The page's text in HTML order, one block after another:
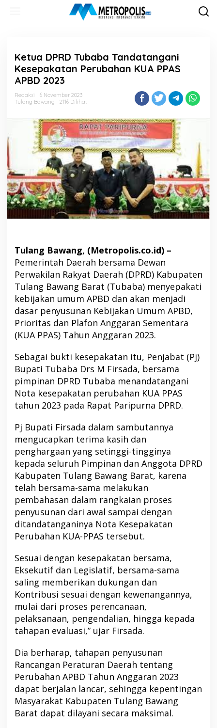
Ketua DPRD Tubaba Tandatangani
Kesepakatan Perubahan KUA PPAS
APBD 2023
Redaksi
6 November 2023
Tulang Bawang
2116 Dilihat
Tulang Bawang, (Metropolis.co.id) –
Pemerintah Daerah bersama Dewan
Perwakilan Rakyat Daerah (DPRD) Kabupaten
Tulang Bawang Barat (Tubaba) menyepakati
kebijakan umum APBD dan akan menjadi
dasar penyusunan Kebijakan Umum APBD,
Prioritas dan Plafon Anggaran Sementara
(KUA PPAS) Tahun Anggaran 2023.
Sebagai bukti kesepakatan itu, Penjabat (Pj)
Bupati Tubaba Drs M Firsada, bersama
pimpinan DPRD Tubaba menandatangani
Nota kesepakatan perubahan KUA PPAS
tahun 2023 pada Rapat Paripurna DPRD.
Pj Bupati Firsada dalam sambutannya
mengucapkan terima kasih dan
penghargaan yang setinggi-tingginya
kepada seluruh Pimpinan dan Anggota DPRD
Kabupaten Tulang Bawang Barat, karena
telah bersama-sama melakukan
pembahasan dalam rangkaian proses
penyusunan dari awal sampai dengan
ditandatanganinya Nota Kesepakatan
Perubahan KUA-PPAS tersebut.
Sesuai dengan kesepakatan bersama,
Eksekutif dan Legislatif, bersama-sama
saling memberikan dukungan dan
Kontribusi sesuai dengan kewenangannya,
mulai dari proses perencanaan,
pelaksanaan, pengendalian, hingga kepada
tahapan evaluasi,” ujar Firsada.
Dia berharap, tahapan penyusunan
Rancangan Peraturan Daerah tentang
Perubahan APBD Tahun Anggaran 2023
dapat berjalan lancar, sehingga kepentingan
Masyarakat Kabupaten Tulang Bawang
Barat dapat dilayani secara maksimal.